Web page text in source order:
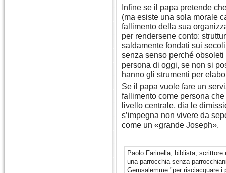
Infine se il papa pretende
(ma esiste una sola morale
fallimento della sua
per rendersene conto:
saldamente fondati sui
senza senso perché
persona di oggi, se non si
hanno gli strumenti per
Se il papa vuole fare un
fallimento come persona
livello centrale, dia le
s’impegna non vivere da
come un «grande Joseph».
Paolo Farinella, biblista,
una parrocchia senza
Gerusalemme "per risciacquare i